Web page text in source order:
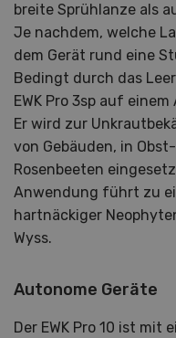
breite Sprühlanze als
Je nachdem, welche
dem Gerät rund eine
Bedingt durch das
EWK Pro 3sp auf
Er wird zur
von Gebäuden, in
Rosenbeeten
Anwendung führt zu
hartnäckiger
Wyss.
Autonome Geräte
Der EWK Pro 10 ist mit